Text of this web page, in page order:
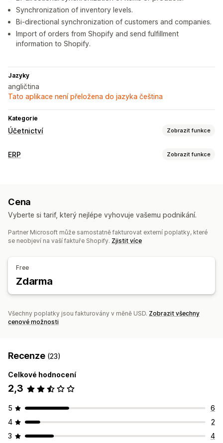
Synchronization of inventory levels.
Bi-directional synchronization of customers and companies.
Import of orders from Shopify and send fulfillment
information to Shopify.
Jazyky
angličtina
Tato aplikace není přeložena do jazyka čeština
Kategorie
Účetnictví Zobrazit funkce
Finanční výkazy
Účtování a fakturace
Automatizovaná synchronizace dat
Podrobnosti objednávky Transakce Výplaty Zákazníci
Skladové zásoby a produkt
Nacenění
ERP Zobrazit funkce
Synchronizace objednávek
Více lokalit Sledování dávek Data skončení platnosti
Účetnictví a finance
Účty závazků Účty pohledávek Peněžní tok
Hlavní účetní kniha
Finanční konsolidace
Výpočet daní
Cena
Vyberte si tarif, který nejlépe vyhovuje vašemu podnikání.
Partner Microsoft může samostatně fakturovat externí poplatky, které
se neobjeví na vaší faktuře Shopify. Zjistit více
Free
Zdarma
Všechny poplatky jsou fakturovány v měně USD. Zobrazit všechny
cenové možnosti
Recenze (23)
Celkové hodnocení
2,3
5
6
4
2
3
4